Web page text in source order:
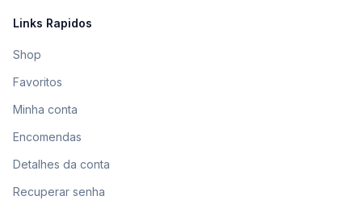
Links Rapidos
Shop
Favoritos
Minha conta
Encomendas
Detalhes da conta
Recuperar senha